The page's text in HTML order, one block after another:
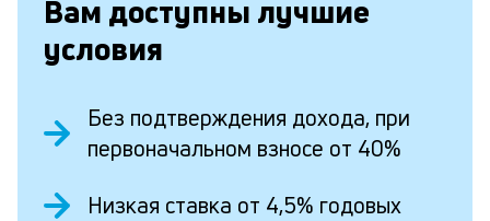
Вам доступны лучшие
условия
Без подтверждения дохода, при
первоначальном взносе от 40%
Низкая ставка от 4,5% годовых